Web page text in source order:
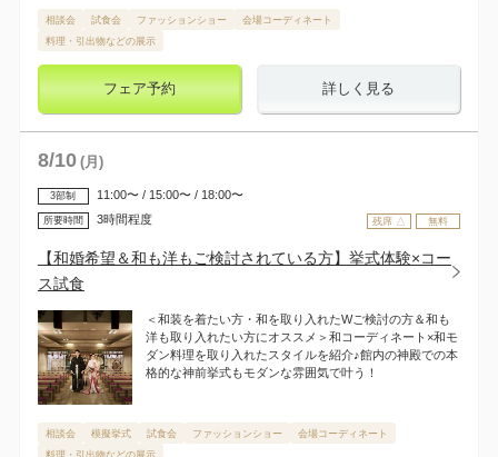
相談会 試食会 ファッションショー
会場コーディネート
料理・引出物などの展示
フェア予約 詳しく見る
8/10 (月)
残席 △ 無料
3部制 11:00〜 / 15:00〜 / 18:00〜
所要時間 3時間程度
【和婚希望＆和も洋もご検討されている方】挙式体験×コー
ス試食
＜和装を着たい方・和を取り入れたWご検討の方＆和も
洋も取り入れたい方にオススメ＞和コーディネート×和モ
ダン料理を取り入れたスタイルを紹介♪館内の神殿での本
格的な神前挙式もモダンな雰囲気で叶う！
相談会 模擬挙式 試食会 ファッションショー
会場コーディネート
料理・引出物などの展示